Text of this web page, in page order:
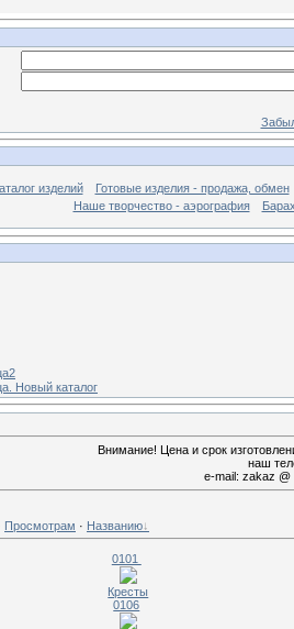
изделий
Готовые изделия - продажа, обмен
Наше творчество - аэрография
Новый каталог
Внимание! Цена и срок
наш
e-mail: zakaz @
Просмотрам · Названию
0101
Кресты
0106